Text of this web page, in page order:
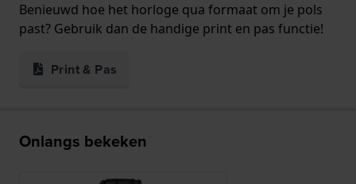
Benieuwd hoe het horloge qua formaat om je pols
past? Gebruik dan de handige print en pas functie!
Print & Pas
Onlangs bekeken